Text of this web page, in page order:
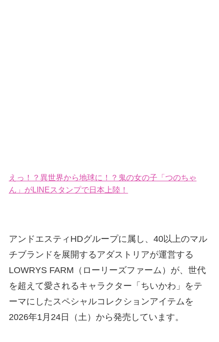
えっ！？異世界から地球に！？鬼の女の子「つのちゃ
ん」がLINEスタンプで日本上陸！
アンドエスティHDグループに属し、40以上のマル
チブランドを展開するアダストリアが運営する
LOWRYS FARM（ローリーズファーム）が、世代
を超えて愛されるキャラクター「ちいかわ」をテ
ーマにしたスペシャルコレクションアイテムを
2026年1月24日（土）から発売しています。